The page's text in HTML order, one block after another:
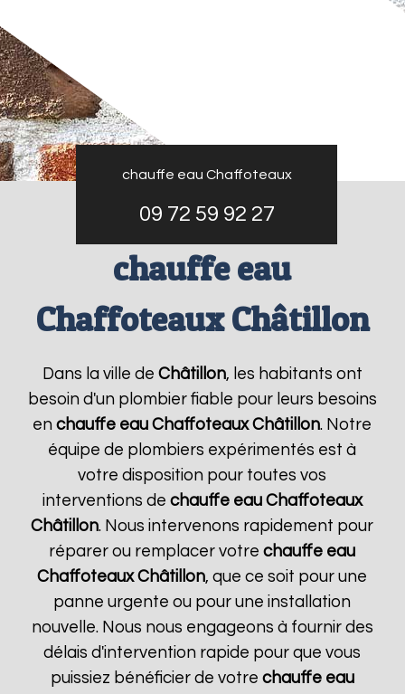
chauffe eau Chaffoteaux
09 72 59 92 27
chauffe eau
Chaffoteaux Châtillon
Dans la ville de Châtillon, les habitants ont
besoin d'un plombier fiable pour leurs besoins
enchauffe eau Chaffoteaux Châtillon. Notre
équipe de plombiers expérimentés est à
votre disposition pour toutes vos
interventions de chauffe eau Chaffoteaux
Châtillon. Nous intervenons rapidement pour
réparer ou remplacer votrechauffe eau
Chaffoteaux Châtillon, que ce soit pour une
panne urgente ou pour une installation
nouvelle. Nous nous engageons à fournir des
délais d'intervention rapide pour que vous
puissiez bénéficier de votre chauffe eau